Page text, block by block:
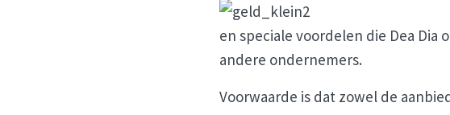
en speciale voordelen die Dea
andere ondernemers.
Voorwaarde is dat zowel de